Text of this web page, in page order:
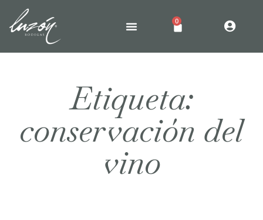
0
Etiqueta:
conservación del
vino